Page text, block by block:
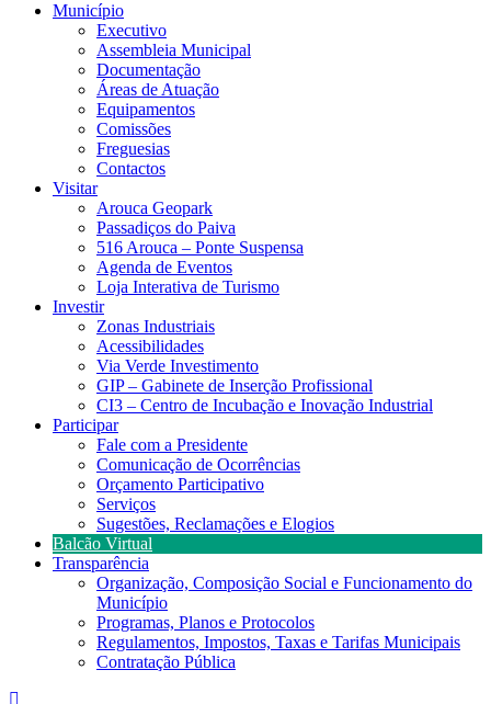
Município
Executivo
Assembleia Municipal
Documentação
Áreas de Atuação
Equipamentos
Comissões
Freguesias
Contactos
Visitar
Arouca Geopark
Passadiços do Paiva
516 Arouca – Ponte Suspensa
Agenda de Eventos
Loja Interativa de Turismo
Investir
Zonas Industriais
Acessibilidades
Via Verde Investimento
GIP – Gabinete de Inserção Profissional
CI3 – Centro de Incubação e Inovação Industrial
Participar
Fale com a Presidente
Comunicação de Ocorrências
Orçamento Participativo
Serviços
Sugestões, Reclamações e Elogios
Balcão Virtual
Transparência
Organização, Composição Social e Funcionamento do
Município
Programas, Planos e Protocolos
Regulamentos, Impostos, Taxas e Tarifas Municipais
Contratação Pública